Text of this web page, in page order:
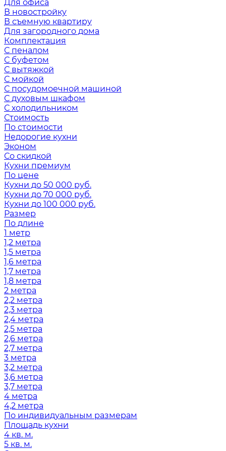
Для офиса
В новостройку
В съемную квартиру
Для загородного дома
Комплектация
С пеналом
С буфетом
С вытяжкой
С мойкой
С посудомоечной машиной
С духовым шкафом
С холодильником
Стоимость
По стоимости
Недорогие кухни
Эконом
Со скидкой
Кухни премиум
По цене
Кухни до 50 000 руб.
Кухни до 70 000 руб.
Кухни до 100 000 руб.
Размер
По длине
1 метр
1,2 метра
1,5 метра
1,6 метра
1,7 метра
1,8 метра
2 метра
2,2 метра
2,3 метра
2,4 метра
2,5 метра
2,6 метра
2,7 метра
3 метра
3,2 метра
3,6 метра
3,7 метра
4 метра
4,2 метра
По индивидуальным размерам
Площадь кухни
4 кв. м.
5 кв. м.